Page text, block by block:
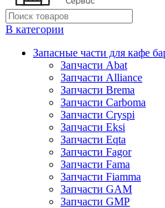
В категории
Запасные части для кафе
Запчасти Abat
Запчасти Alliance
Запчасти Brema
Запчасти Carboma
Запчасти Cryspi
Запчасти Eksi
Запчасти Eqta
Запчасти Fagor
Запчасти Fama
Запчасти Fiamma
Запчасти GAM
Запчасти GMP